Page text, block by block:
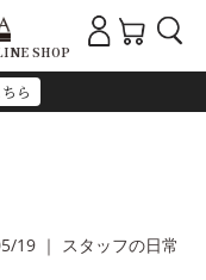
ら
SHOP
19 ｜ スタッフの日常